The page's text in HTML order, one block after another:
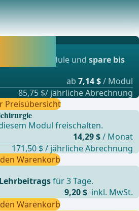
von postoperativen
Konzept und die Fast-Track
für 3 Tage.
9,20 $ inkl. MwSt.
Warenkorb
Lernmodule undspare bis
ab 7,14 $/ Modul
85,75 $/ jährliche Abrechnung
Preisübersicht
Modul freischalten.
14,29 $/ Monat
171,50 $ / jährliche Abrechnung
Warenkorb